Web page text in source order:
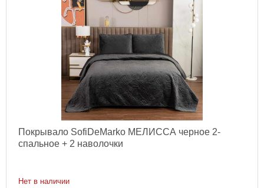
Покрывало SofiDeMarko МЕЛИССА черное 2-
спальное + 2 наволочки
Нет в наличии